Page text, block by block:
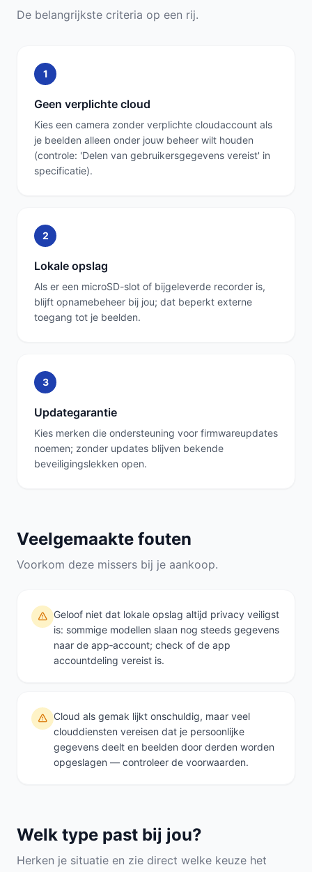
De belangrijkste criteria op een rij.
1
Geen verplichte cloud
Kies een camera zonder verplichte cloudaccount als
je beelden alleen onder jouw beheer wilt houden
(controle: 'Delen van gebruikersgegevens vereist' in
specificatie).
2
Lokale opslag
Als er een microSD-slot of bijgeleverde recorder is,
blijft opnamebeheer bij jou; dat beperkt externe
toegang tot je beelden.
3
Updategarantie
Kies merken die ondersteuning voor firmwareupdates
noemen; zonder updates blijven bekende
beveiligingslekken open.
Veelgemaakte fouten
Voorkom deze missers bij je aankoop.
Geloof niet dat lokale opslag altijd privacy veiligst
is: sommige modellen slaan nog steeds gegevens
naar de app‑account; check of de app
accountdeling vereist is.
Cloud als gemak lijkt onschuldig, maar veel
clouddiensten vereisen dat je persoonlijke
gegevens deelt en beelden door derden worden
opgeslagen — controleer de voorwaarden.
Welk type past bij jou?
Herken je situatie en zie direct welke keuze het